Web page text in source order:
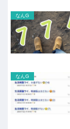
なんG
なんG